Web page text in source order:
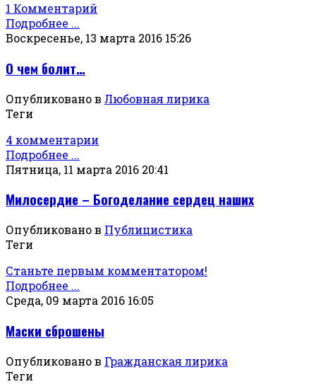
1 Комментарий
Подробнее ...
Воскресенье, 13 марта 2016 15:26
О чем болит…
Опубликовано в Любовная лирика
Теги
4 комментарии
Подробнее ...
Пятница, 11 марта 2016 20:41
Милосердие – Богоделание сердец наших
Опубликовано в Публицистика
Теги
Станьте первым комментатором!
Подробнее ...
Среда, 09 марта 2016 16:05
Маски сброшены
Опубликовано в Гражданская лирика
Теги